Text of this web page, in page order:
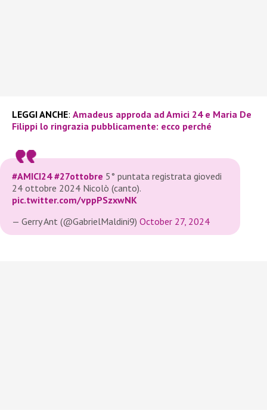
LEGGI ANCHE: Amadeus approda ad Amici 24 e Maria De
Filippi lo ringrazia pubblicamente: ecco perché
#AMICI24 #27ottobre 5° puntata registrata giovedi
24 ottobre 2024 Nicolò (canto).
pic.twitter.com/vppPSzxwNK
— Gerry Ant (@GabrielMaldini9) October 27, 2024